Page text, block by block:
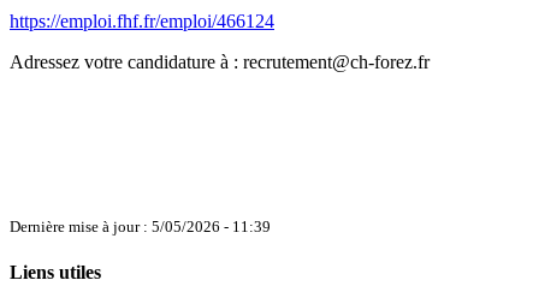
https://emploi.fhf.fr/emploi/466124
Adressez votre candidature à : recrutement@ch-forez.fr
Dernière mise à jour : 5/05/2026 - 11:39
Liens utiles